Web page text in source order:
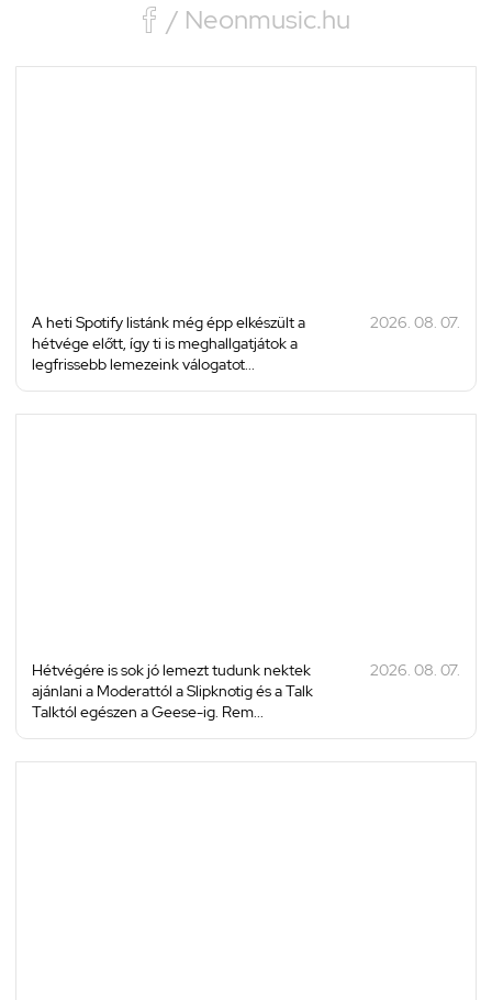
 / Neonmusic.hu
A heti Spotify listánk még épp elkészült a
hétvége előtt, így ti is meghallgatjátok a
legfrissebb lemezeink válogatot...
2026. 08. 07.
Hétvégére is sok jó lemezt tudunk nektek
ajánlani a Moderattól a Slipknotig és a Talk
Talktól egészen a Geese-ig. Rem...
2026. 08. 07.